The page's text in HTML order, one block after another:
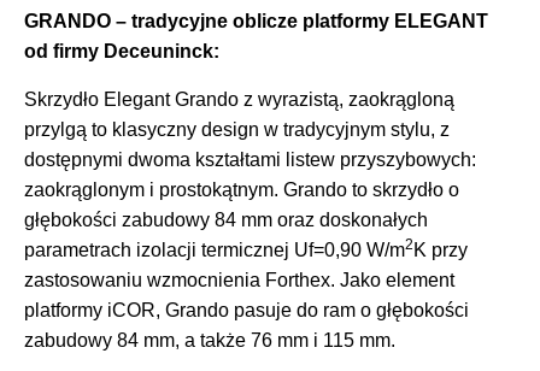
GRANDO – tradycyjne oblicze platformy ELEGANT
od firmy Deceuninck:
Skrzydło Elegant Grando z wyrazistą, zaokrągloną
przylgą to klasyczny design w tradycyjnym stylu, z
dostępnymi dwoma kształtami listew przyszybowych:
zaokrąglonym i prostokątnym. Grando to skrzydło o
głębokości zabudowy 84 mm oraz doskonałych
parametrach izolacji termicznej Uf=0,90 W/m2 K przy
zastosowaniu wzmocnienia Forthex. Jako element
platformy iCOR, Grando pasuje do ram o głębokości
zabudowy 84 mm, a także 76 mm i 115 mm.